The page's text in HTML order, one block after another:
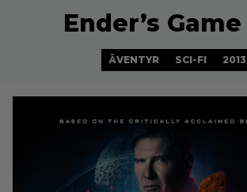
Ender’s Game
ÄVENTYR SCI-FI 2013